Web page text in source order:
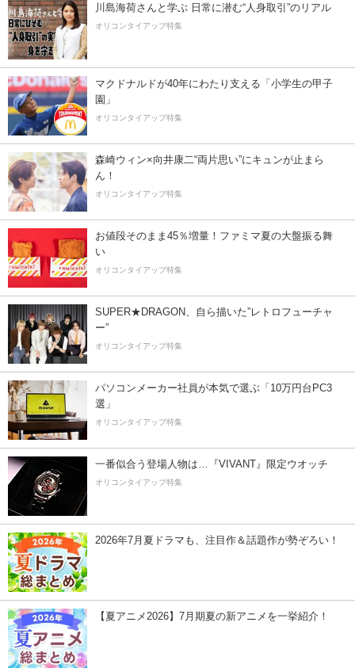
川島海荷さんと学ぶ 日常に潜む“人身取引”のリアル
オリコンタイアップ特集
マクドナルドが40年にわたり支える「小学生の甲子
園」
オリコンタイアップ特集
森崎ウィン×向井康二“両片思い”にキュンが止まら
ん！
オリコンタイアップ特集
お値段そのまま45％増量！ファミマ夏の大盤振る舞
い
オリコンタイアップ特集
SUPER★DRAGON、自ら描いた”レトロフューチャ
ー”
オリコンタイアップ特集
パソコンメーカー社員が本気で選ぶ「10万円台PC3
選」
オリコンタイアップ特集
一番似合う登場人物は…『VIVANT』限定ウオッチ
オリコンタイアップ特集
2026年7月夏ドラマも、注目作＆話題作が勢ぞろい！
【夏アニメ2026】7月期夏の新アニメを一挙紹介！